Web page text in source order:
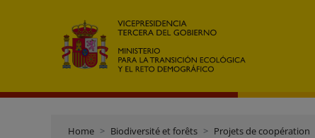
Home Biodiversité et forêts Projets de coopération